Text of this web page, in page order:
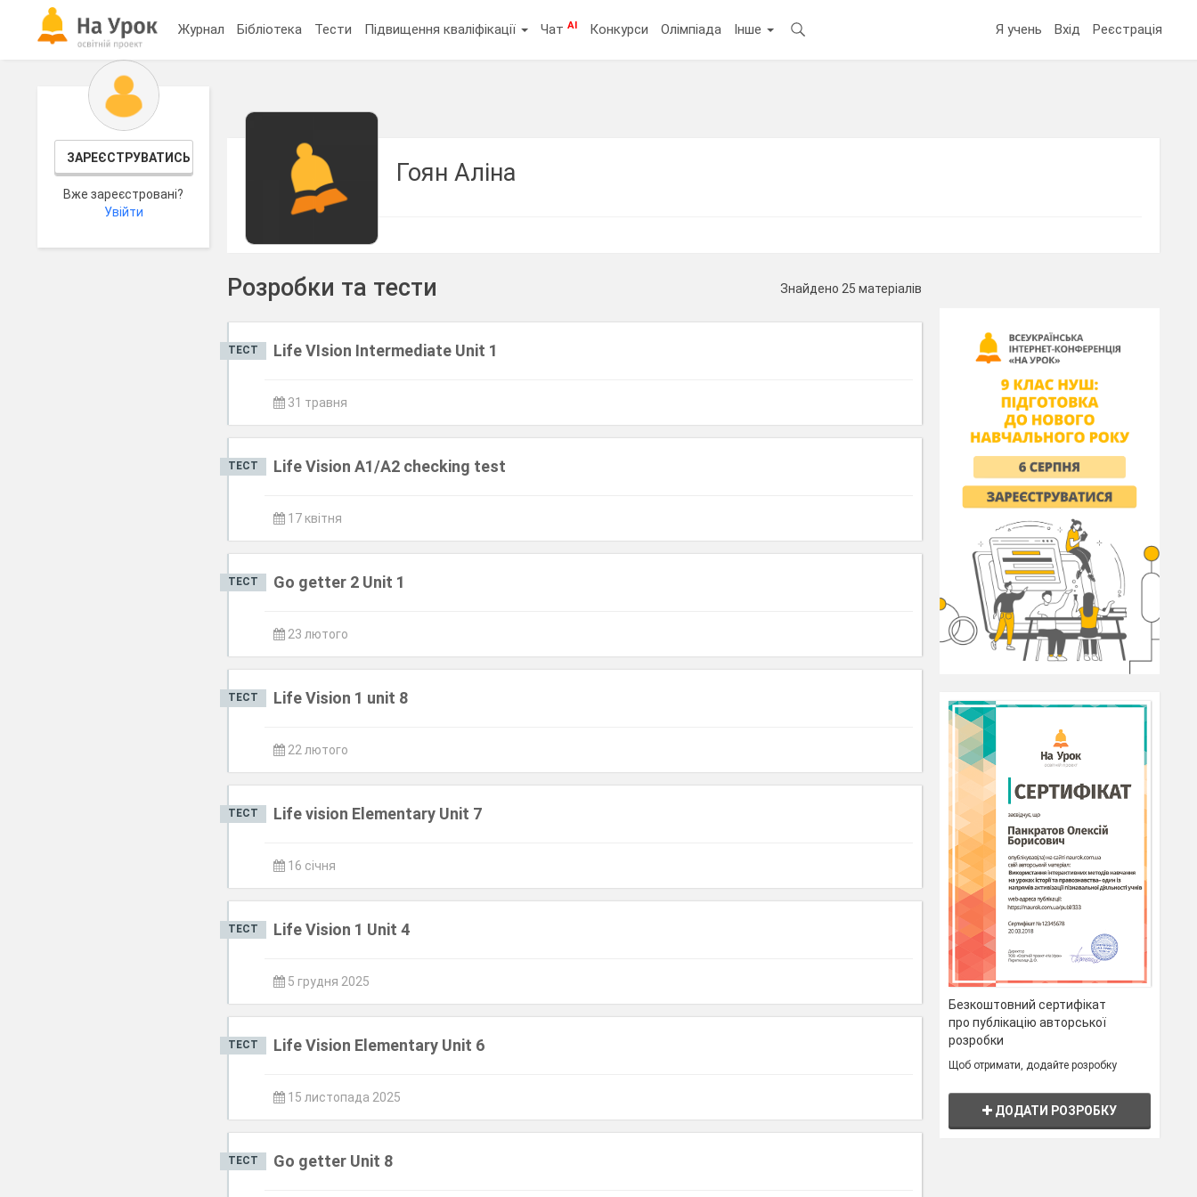
Журнал Бібліотека Тести Підвищення кваліфікації ЧатAI Конкурси Олімпіада Інше Я учень Вхід Реєстрація
ЗАРЕЄСТРУВАТИСЬ
Вже зареєстровані?
Увійти
Гоян Аліна
Розробки та тести Знайдено 25 матеріалів
ТЕСТ Life VIsion Intermediate Unit 1
31 травня
ТЕСТ Life Vision A1/A2 checking test
17 квітня
ТЕСТ Go getter 2 Unit 1
23 лютого
ТЕСТ Life Vision 1 unit 8
22 лютого
ТЕСТ Life vision Elementary Unit 7
16 січня
ТЕСТ Life Vision 1 Unit 4
5 грудня 2025
ТЕСТ Life Vision Elementary Unit 6
15 листопада 2025
ТЕСТ Go getter Unit 8
Безкоштовний сертифікат
про публікацію авторської
розробки
Щоб отримати, додайте розробку
ДОДАТИ РОЗРОБКУ